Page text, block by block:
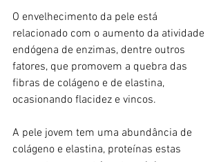
O envelhecimento da pele está
relacionado com o aumento da atividade
endógena de enzimas, dentre outros
fatores, que promovem a quebra das
fibras de colágeno e de elastina,
ocasionando flacidez e vincos.
A pele jovem tem uma abundância de
colágeno e elastina, proteínas estas